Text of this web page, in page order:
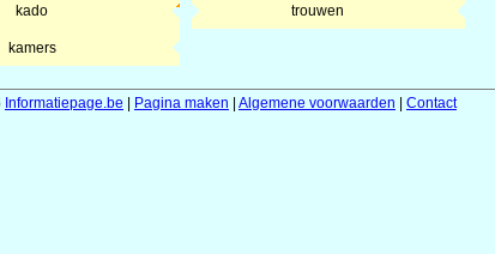
kado
kamers
trouwen
Informatiepage.be Pagina maken Algemene voorwaarden Contact